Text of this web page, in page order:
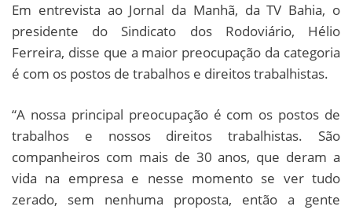
Em entrevista ao Jornal da Manhã, da TV Bahia, o
presidente do Sindicato dos Rodoviário, Hélio
Ferreira, disse que a maior preocupação da categoria
é com os postos de trabalhos e direitos trabalhistas.
“A nossa principal preocupação é com os postos de
trabalhos e nossos direitos trabalhistas. São
companheiros com mais de 30 anos, que deram a
vida na empresa e nesse momento se ver tudo
zerado, sem nenhuma proposta, então a gente